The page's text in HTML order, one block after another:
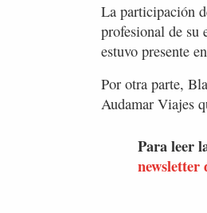
La participación
profesional de su
estuvo presente
Por otra parte,
Audamar Viajes
Para leer
newsletter